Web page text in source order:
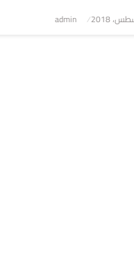
admin